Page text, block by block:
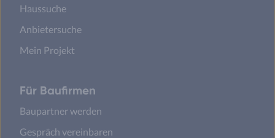
Haussuche
Anbietersuche
Mein Projekt
Für Baufirmen
Baupartner werden
Gespräch vereinbaren